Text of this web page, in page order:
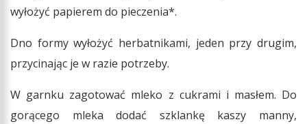
wyłożyć papierem do pieczenia*.
Dno formy wyłożyć herbatnikami, jeden przy drugim,
przycinając je w razie potrzeby.
W garnku zagotować mleko z cukrami i masłem. Do
gorącego mleka dodać szklankę kaszy manny,